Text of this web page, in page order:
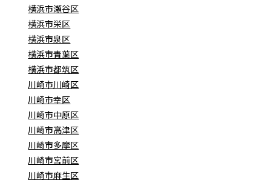
横浜市瀬谷区
横浜市栄区
横浜市泉区
横浜市青葉区
横浜市都筑区
川崎市川崎区
川崎市幸区
川崎市中原区
川崎市高津区
川崎市多摩区
川崎市宮前区
川崎市麻生区